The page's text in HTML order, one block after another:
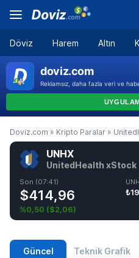
Döviz Harem Altın
Doviz.com » Kripto Paralar »
UNHX
UnitedHealth xStock
Son (07:41)
$414,96
%0,50 ($2,06)
Güncel Teknik Grafik